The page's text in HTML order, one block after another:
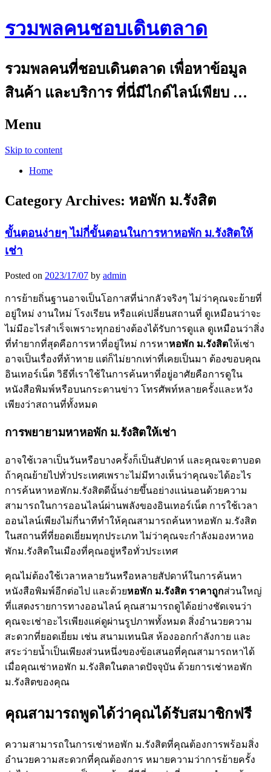
รวมพลคนชอบเดินตลาด
รวมพลคนที่ชอบเดินตลาด เพื่อหาข้อมูล
สินค้า และบริการ ที่นี่มีไกด์ไลน์เพียบ …
Menu
Skip to content
Home
Category Archives: หอพัก ม.รังสิต
ขั้นตอนง่ายๆ ไม่กี่ขั้นตอนในการหาหอพัก ม.รังสิตให้
เช่า
Posted on 2023/17/07 by admin
การย้ายถิ่นฐานอาจเป็นโอกาสที่น่ากลัวจริงๆ ไม่ว่าคุณจะย้ายที่
อยู่ใหม่ งานใหม่ โรงเรียน หรือแค่เปลี่ยนสถานที่ ดูเหมือนว่าจะ
ไม่มีอะไรสำเร็จเพราะทุกอย่างต้องได้รับการดูแล ดูเหมือนว่าสิ่ง
ที่ทำยากที่สุดคือการหาที่อยู่ใหม่ การหาหอพัก ม.รังสิตให้เช่า
อาจเป็นเรื่องที่ท้าทาย แต่ก็ไม่ยากเท่าที่เคยเป็นมา ต้องขอบคุณ
อินเทอร์เน็ต วิธีที่เราใช้ในการค้นหาที่อยู่อาศัยคือการดูใน
หนังสือพิมพ์หรือบนกระดานข่าว โทรศัพท์หลายครั้งและหวัง
เพียงว่าสถานที่ทั้งหมด
การพยายามหาหอพัก ม.รังสิตให้เช่า
อาจใช้เวลาเป็นวันหรือบางครั้งก็เป็นสัปดาห์ และคุณจะตาบอด
ถ้าคุณย้ายไปทั่วประเทศเพราะไม่มีทางเห็นว่าคุณจะได้อะไร
การค้นหาหอพักม.รังสิตดีนั้นง่ายขึ้นอย่างแน่นอนด้วยความ
สามารถในการออนไลน์ผ่านพลังของอินเทอร์เน็ต การใช้เวลา
ออนไลน์เพียงไม่กี่นาทีทำให้คุณสามารถค้นหาหอพัก ม.รังสิต
ในสถานที่ที่ยอดเยี่ยมทุกประเภท ไม่ว่าคุณจะกำลังมองหาหอ
พักม.รังสิตในเมืองที่คุณอยู่หรือทั่วประเทศ
คุณไม่ต้องใช้เวลาหลายวันหรือหลายสัปดาห์ในการค้นหา
หนังสือพิมพ์อีกต่อไป และด้วยหอพัก ม.รังสิต ราคาถูกส่วนใหญ่
ที่แสดงรายการทางออนไลน์ คุณสามารถดูได้อย่างชัดเจนว่า
คุณจะเช่าอะไรเพียงแค่ดูผ่านรูปภาพทั้งหมด สิ่งอำนวยความ
สะดวกที่ยอดเยี่ยม เช่น สนามเทนนิส ห้องออกกำลังกาย และ
สระว่ายน้ำเป็นเพียงส่วนหนึ่งของข้อเสนอที่คุณสามารถหาได้
เมื่อคุณเช่าหอพัก ม.รังสิตในตลาดปัจจุบัน ด้วยการเช่าหอพัก
ม.รังสิตของคุณ
คุณสามารถพูดได้ว่าคุณได้รับสมาชิกฟรี
ความสามารถในการเช่าหอพัก ม.รังสิตที่คุณต้องการพร้อมสิ่ง
อำนวยความสะดวกที่คุณต้องการ หมายความว่าการย้ายครั้ง